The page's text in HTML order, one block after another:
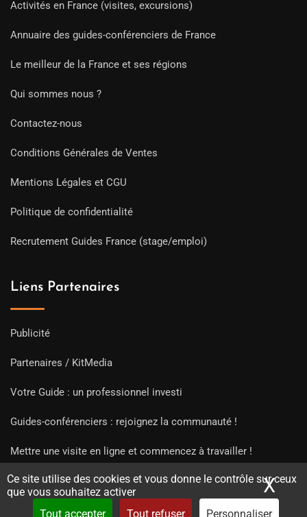
Ce site utilise des cookies et vous donne le contrôle sur ceux
que vous souhaitez activer
Tout accepter
Tout refuser Personnaliser
X
Activités en France (visites, excursions)
Annuaire des guides-conférenciers de France
Le meilleur de la France et ses régions
Qui sommes nous ?
Contactez-nous
Conditions Générales de Ventes
Mentions Légales et CGU
Politique de confidentialité
Recrutement Guides France (stage/emploi)
Liens Partenaires
Publicité
Partenaires / KitMedia
Votre Guide : un professionnel investi
Guides-conférenciers : rejoignez la communauté !
Mettre une visite en ligne et commencez à travailler !